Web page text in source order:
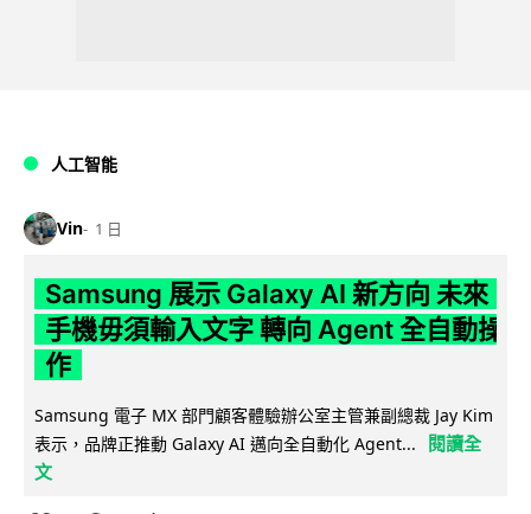
人工智能
Vin 1 日
Samsung 展示 Galaxy AI 新方向 未來
手機毋須輸入文字 轉向 Agent 全自動操
作
Samsung 電子 MX 部門顧客體驗辦公室主管兼副總裁 Jay Kim
表示，品牌正推動 Galaxy AI 邁向全自動化 Agent...
閱讀全
文